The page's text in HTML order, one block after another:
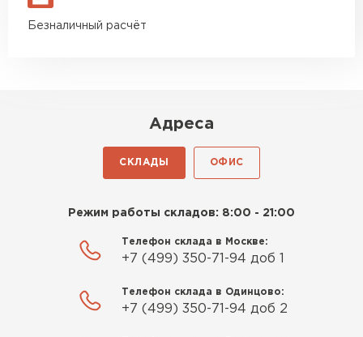
Безналичный расчёт
Адреса
СКЛАДЫ ОФИС
Режим работы складов: 8:00 - 21:00
Телефон склада в Москве:
+7 (499) 350-71-94 доб 1
Телефон склада в Одинцово:
+7 (499) 350-71-94 доб 2